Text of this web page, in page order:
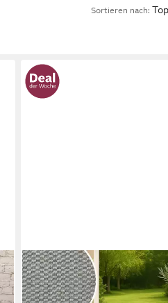
Sortieren nach:
OTTO HOME
Teppich Venedig, in Standard-
Premium-Qualität, 3 mm oder